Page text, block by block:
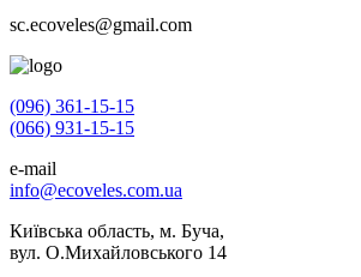
sc.ecoveles@gmail.com
(096) 361-15-15
(066) 931-15-15
e-mail
info@ecoveles.com.ua
Київська область, м. Буча,
вул. О.Михайловського 14